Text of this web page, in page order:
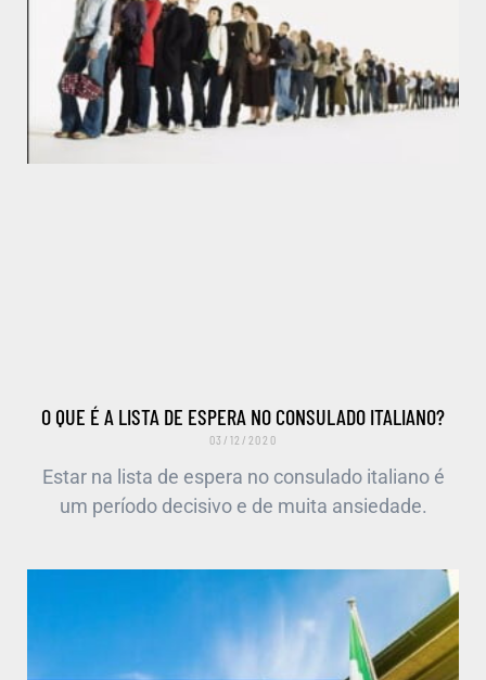
O QUE É A LISTA DE ESPERA NO CONSULADO ITALIANO?
03/12/2020
Estar na lista de espera no consulado italiano é
um período decisivo e de muita ansiedade.